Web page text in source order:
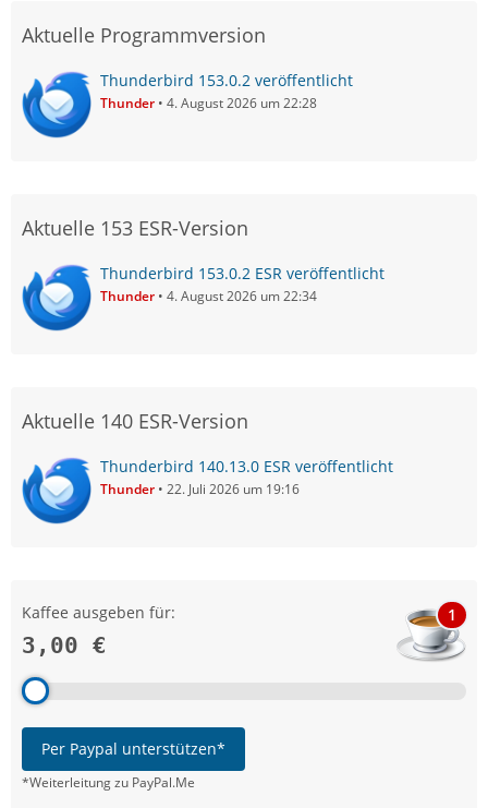
Aktuelle Programmversion
Thunderbird 153.0.2 veröffentlicht
Thunder 4. August 2026 um 22:28
Aktuelle 153 ESR-Version
Thunderbird 153.0.2 ESR veröffentlicht
Thunder 4. August 2026 um 22:34
Aktuelle 140 ESR-Version
Thunderbird 140.13.0 ESR veröffentlicht
Thunder 22. Juli 2026 um 19:16
Kaffee ausgeben für:
3,00 €
1
Per Paypal unterstützen*
*Weiterleitung zu PayPal.Me